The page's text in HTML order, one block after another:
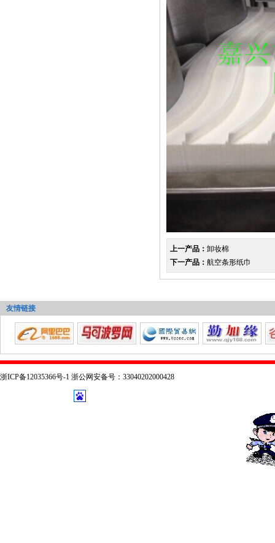
上一产品： 卸妆棉
下一产品： 航空条形纸巾
友情链接
浙ICP备12035366号-1 浙公网安备号：33040202000428